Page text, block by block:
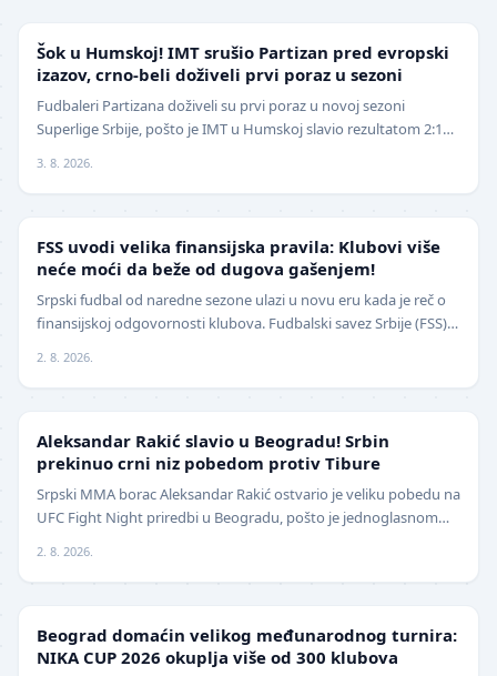
SUPERLIGA
Šok u Humskoj! IMT srušio Partizan pred evropski
izazov, crno-beli doživeli prvi poraz u sezoni
Fudbaleri Partizana doživeli su prvi poraz u novoj sezoni
Superlige Srbije, pošto je IMT u Humskoj slavio rezultatom 2:1
3. 8. 2026.
FSS uvodi velika finansijska pravila: Klubovi više
neće moći da beže od dugova gašenjem!
Srpski fudbal od naredne sezone ulazi u novu eru kada je reč o
finansijskoj odgovornosti klubova. Fudbalski savez Srbije (FSS)
2. 8. 2026.
Aleksandar Rakić slavio u Beogradu! Srbin
prekinuo crni niz pobedom protiv Tibure
Srpski MMA borac Aleksandar Rakić ostvario je veliku pobedu na
UFC Fight Night priredbi u Beogradu, pošto je jednoglasnom
2. 8. 2026.
Beograd domaćin velikog međunarodnog turnira:
NIKA CUP 2026 okuplja više od 300 klubova